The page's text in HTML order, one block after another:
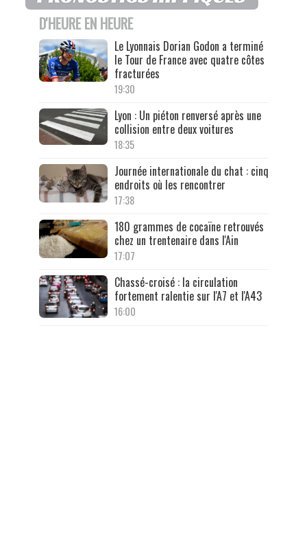
D'HEURE EN HEURE
Le Lyonnais Dorian Godon a terminé
le Tour de France avec quatre côtes
fracturées
19:30
Lyon : Un piéton renversé après une
collision entre deux voitures
18:35
Journée internationale du chat : cinq
endroits où les rencontrer
17:38
180 grammes de cocaïne retrouvés
chez un trentenaire dans l'Ain
17:07
Chassé-croisé : la circulation
fortement ralentie sur l'A7 et l'A43
16:00